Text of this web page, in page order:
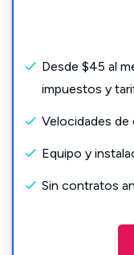
Desde $45 al
impuestos y
Velocidades de
Equipo y
Sin contratos